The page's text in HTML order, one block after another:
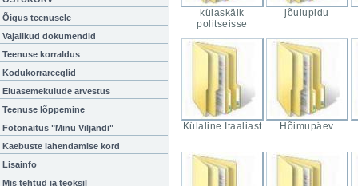
Õigus teenusele
Vajalikud dokumendid
Teenuse korraldus
Kodukorrareeglid
Eluasemekulude arvestus
Teenuse lõppemine
Fotonäitus "Minu Viljandi"
Kaebuste lahendamise kord
Lisainfo
Mis tehtud ja teoksil
külaskäik
politseisse
jõulupidu
Külaline Itaaliast Hõimupäev